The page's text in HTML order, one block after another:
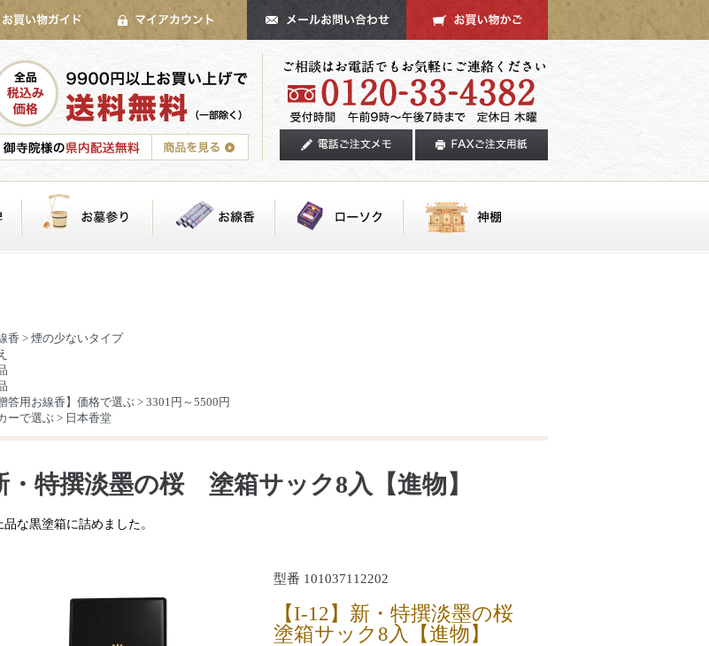
香 > 煙の少ないタイプ
答用お線香】価格で選ぶ > 3301円～5500円
ーで選ぶ > 日本香堂
・特撰淡墨の桜 塗箱サック8入【進物】
な黒塗箱に詰めました。
型番 101037112202
【I-12】新・特撰淡墨の桜
塗箱サック8入【進物】